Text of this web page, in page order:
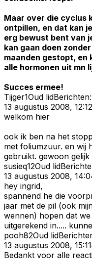
Maar over die cyclus
ontpillen, en dat kan
erg bewust bent van
kan gaan doen
maanden gestopt, en
alle hormonen uit mn
Succes ermee!
Tijger1Oud lidBerichten:
13 augustus 2008, 12:12
welkom hier
ook ik ben na het
met foliumzuur. en wij
gebruikt. gewoon gelijk
susieq12Oud lid
13 augustus 2008,
hey ingrid,
spannend he die
jaar met de pil (ook
wennen) hopen dat
uitgerekend in.....
pooh82Oud lid
13 augustus 2008, 15:11
Bedankt voor alle